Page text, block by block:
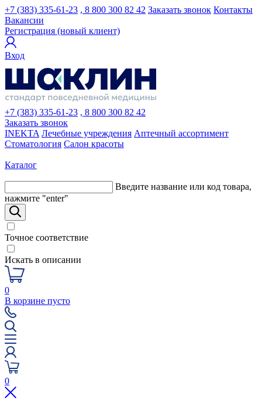
+7 (383) 335-61-23 , 8 800 300 82 42 Заказать звонок Контакты
Вакансии
Регистрация (новый клиент)
Вход
+7 (383) 335-61-23 , 8 800 300 82 42
Заказать звонок
INEKTA Лечебные учреждения Аптечный ассортимент
Стоматология Салон красоты
Каталог
Введите название или код товара,
нажмите "enter"
Точное соответствие
Искать в описании
0
В корзине пусто
0